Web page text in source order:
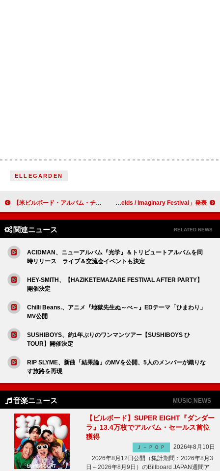
ELLEGARDEN
【米ビルボード・アルバム・チャート】モーガン・ウォーレン首位返り咲き、TOMORROW X TOGETHER初登場3位 ブリアル、ダブルAサイド・シングル「Comafields / Imaginary Festival」発表
関連ニュース RELATED NEWS
ACIDMAN、ニューアルバム『光学』＆トリビュートアルバムを同
時リリース ライブ＆交流会イベントも決定
HEY-SMITH、【HAZIKETEMAZARE FESTIVAL AFTER PARTY】
開催決定
Chilli Beans.、アニメ『地獄先生ぬ～べ～』EDテーマ「ひまわり」
MV公開
SUSHIBOYS、約1年ぶりのワンマンツアー【SUSHIBOYS ひ
TOUR】開催決定
RIP SLYME、新曲「結果論」のMVを公開、5人のメンバーが織りな
す旅路を再現
音楽ニュース MUSIC NEWS
【ビルボード】SUPER EIGHT『ダンダー
ラ』13.4万枚でアルバム・セールス首位
獲得
Ｊ－ＰＯＰ
2026年8月10日
2026年8月12日公開（集計期間：2026年8月3
日～2026年8月9日）のBillboard JAPAN週間ア